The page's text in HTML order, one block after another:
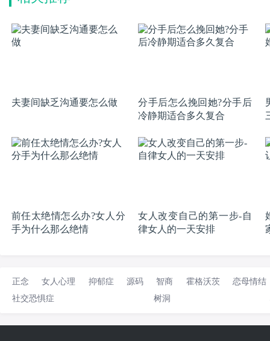
夫妻间缺乏沟通要怎么做
分手后怎么挽回她?分手后
冷静期适合多久复合
前任太绝情怎么办?女人分
手为什么那么绝情
女人改变自己的第一步-自
律女人的一天安排
正念 女人心理 抑郁症 源码 智商 霍格沃茨
恋母情结
社交恐惧症
树洞